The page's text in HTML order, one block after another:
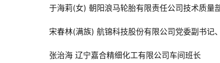
于海莉(女) 朝阳浪马轮胎有限责任公司技术质量
宋春林(满族) 航锦科技股份有限公司党委副书记
张治海 辽宁嘉合精细化工有限公司车间班长